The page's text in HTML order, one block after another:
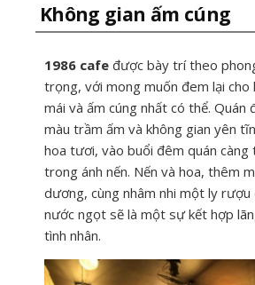
Không gian ấm cúng
1986 cafe được bày trí theo
trọng, với mong muốn đem lại cho
mái và ấm cúng nhất có thể. Quán
màu trầm ấm và không gian yên
hoa tươi, vào buổi đêm quán càng
trong ánh nến. Nến và hoa, thêm
dương, cùng nhâm nhi một ly
nước ngọt sẽ là một sự kết hợp
tình nhân.